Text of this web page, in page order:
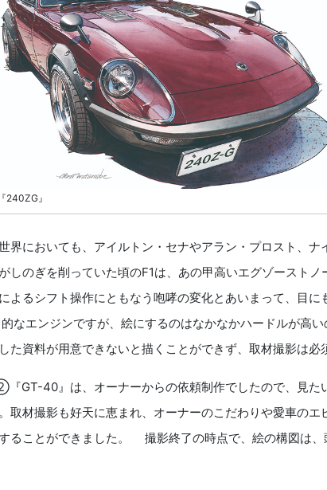
『240ZG』
界においても、アイルトン・セナやアラン・プロスト、ナ
しのぎを削っていた頃のF1は、あの甲高いエグゾーストノ
よるシフト操作にともなう咆哮の変化とあいまって、目に
エンジンですが、絵にするのはなかなかハードルが高い
た資料が用意できないと描くことができず、取材撮影は必
40』は、オーナーからの依頼制作でしたので、見た
取材撮影も好天に恵まれ、オーナーのこだわりや愛車のエ
ることができました。 撮影終了の時点で、絵の構図は、